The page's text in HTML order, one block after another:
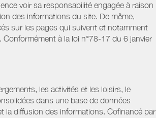
voir sa responsabilité engagée à raison
des informations du site. De même,
sur les pages qui suivent et notamment
à la loi n°78-17 du 6 janvier
les activités et les loisirs, le
dans une base de données
la diffusion des informations. Cofinancé par